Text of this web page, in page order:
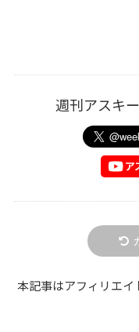
週刊アスキ
本記事はアフィリエ